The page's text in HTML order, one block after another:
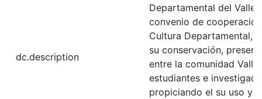
dc.description
Departamental del Valle
convenio de
Cultura Departamental,
su conservación,
entre la comunidad
estudiantes e
propiciando el su uso y